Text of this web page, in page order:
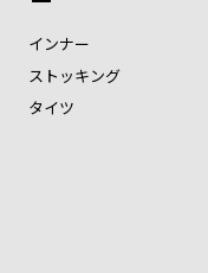
インナー
ストッキング
タイツ